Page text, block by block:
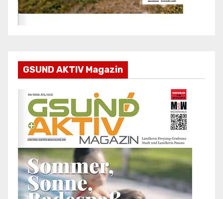
GSUND AKTIV Magazin